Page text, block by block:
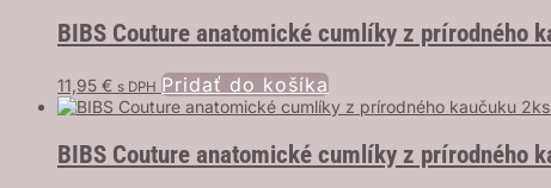
BIBS Couture anatomické cumlíky z prírodného
11,95 € s DPH Pridať do košíka
BIBS Couture anatomické cumlíky z prírodného